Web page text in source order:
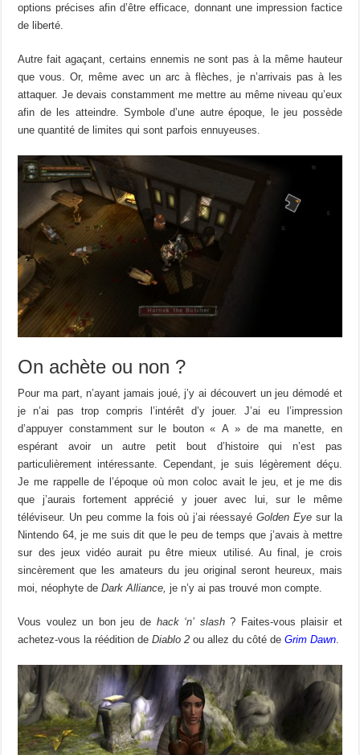
options précises afin d’être efficace, donnant une impression factice
de liberté.
Autre fait agaçant, certains ennemis ne sont pas à la même hauteur
que vous. Or, même avec un arc à flèches, je n’arrivais pas à les
attaquer. Je devais constamment me mettre au même niveau qu’eux
afin de les atteindre. Symbole d’une autre époque, le jeu possède
une quantité de limites qui sont parfois ennuyeuses.
On achète ou non ?
Pour ma part, n’ayant jamais joué, j’y ai découvert un jeu démodé et
je n’ai pas trop compris l’intérêt d’y jouer. J’ai eu l’impression
d’appuyer constamment sur le bouton « A » de ma manette, en
espérant avoir un autre petit bout d’histoire qui n’est pas
particulièrement intéressante. Cependant, je suis légèrement déçu.
Je me rappelle de l’époque où mon coloc avait le jeu, et je me dis
que j’aurais fortement apprécié y jouer avec lui, sur le même
téléviseur. Un peu comme la fois où j’ai réessayéGolden Eye sur la
Nintendo 64, je me suis dit que le peu de temps que j’avais à mettre
sur des jeux vidéo aurait pu être mieux utilisé. Au final, je crois
sincèrement que les amateurs du jeu original seront heureux, mais
moi, néophyte deDark Alliance, je n’y ai pas trouvé mon compte.
Vous voulez un bon jeu de hack ‘n’ slash? Faites-vous plaisir et
achetez-vous la réédition deDiablo 2 ou allez du côté deGrim Dawn.